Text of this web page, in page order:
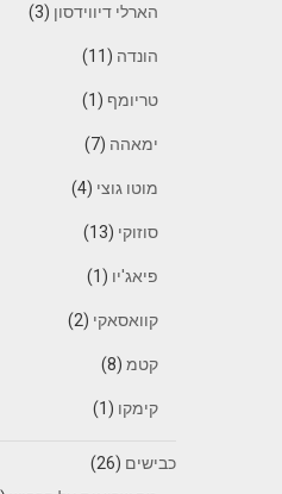
הארלי דיווידסון (3)
הונדה (11)
טריומף (1)
ימאהה (7)
מוטו גוצי (4)
סוזוקי (13)
פיאג'יו (1)
קוואסאקי (2)
קטמ(8)
קימקו (1)
כבישים (26)